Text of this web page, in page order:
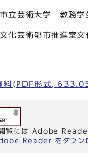
市立芸術大学 教務
文化芸術都市推進室
料(PDF形式,
覧には Adobe
Reader をダウン